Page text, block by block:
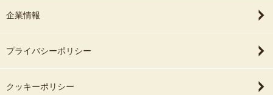
企業情報
プライバシーポリシー
クッキーポリシー